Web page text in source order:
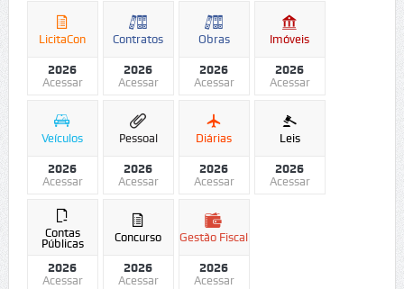
LicitaCon
2026
Acessar
Contratos
2026
Acessar
Obras
2026
Acessar
Imóveis
2026
Acessar
Veículos
2026
Acessar
Pessoal
2026
Acessar
Diárias
2026
Acessar
Leis
2026
Acessar
Contas
Públicas
2026
Acessar
Concurso
2026
Acessar
Gestão Fiscal
2026
Acessar